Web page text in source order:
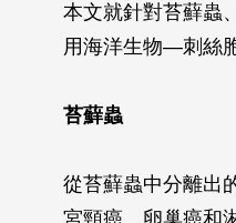
本文就針對苔蘚蟲
用海洋生物—刺絲
苔蘚蟲
從苔蘚蟲中分離出
宮頸癌、卵巢癌和